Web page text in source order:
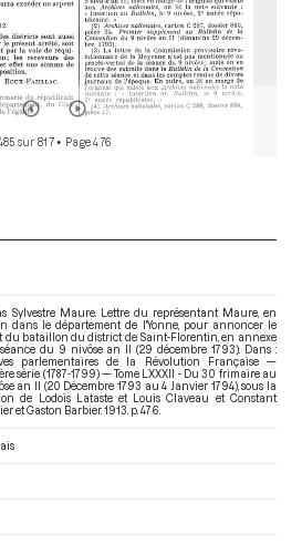
sur 817 • Page 476
Sylvestre Maure. Lettre du représentant Maure, en
dans le département de l'Yonne, pour annoncer le
du bataillon du district de Saint-Florentin, en annexe
du 9 nivôse an II (29 décembre 1793). Dans :
parlementaires de la Révolution Française —
série (1787-1799) — Tome LXXXII - Du 30 frimaire au
an II (20 Décembre 1793 au 4 Janvier 1794), sous la
de Lodoïs Lataste et Louis Claveau et Constant
et Gaston Barbier. 1913. p. 476.